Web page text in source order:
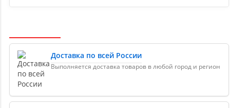
Доставка по всей России
Выполняется доставка товаров в любой город и регион